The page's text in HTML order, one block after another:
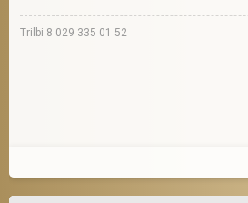
Trilbi 8 029 335 01 52